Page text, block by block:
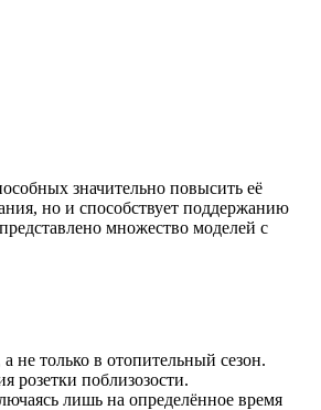
значительно повысить её
но и способствует поддержанию
множество моделей с
не только в отопительный сезон.
розетки поблизозости.
лишь на определённое время